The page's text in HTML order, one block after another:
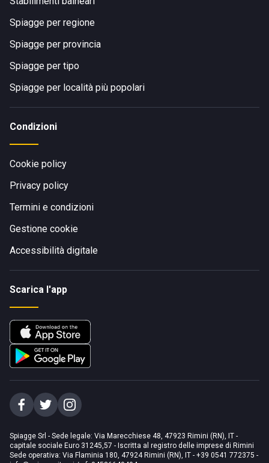
Spiagge per regione
Spiagge per provincia
Spiagge per tipo
Spiagge per località più popolari
Condizioni
Cookie policy
Privacy policy
Termini e condizioni
Gestione cookie
Accessibilità digitale
Scarica l'app
Spiagge Srl - Sede legale: Via Marecchiese 48, 47923 Rimini (RN), IT -
capitale sociale Euro 31245,57 - Iscritta al registro delle imprese di Rimini
Sede operativa: Via Flaminia 180, 47924 Rimini (RN), IT - +39 0541 772375 -